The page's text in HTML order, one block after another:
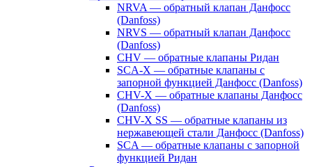
NRVA — обратный клапан Данфосс
(Danfoss)
NRVS — обратный клапан Данфосс
(Danfoss)
CHV — обратные клапаны Ридан
SCA-X — обратные клапаны с
запорной функцией Данфосс (Danfoss)
CHV-X — обратные клапаны Данфосс
(Danfoss)
CHV-X SS — обратные клапаны из
нержавеющей стали Данфосс (Danfoss)
SCA — обратные клапаны с запорной
функцией Ридан